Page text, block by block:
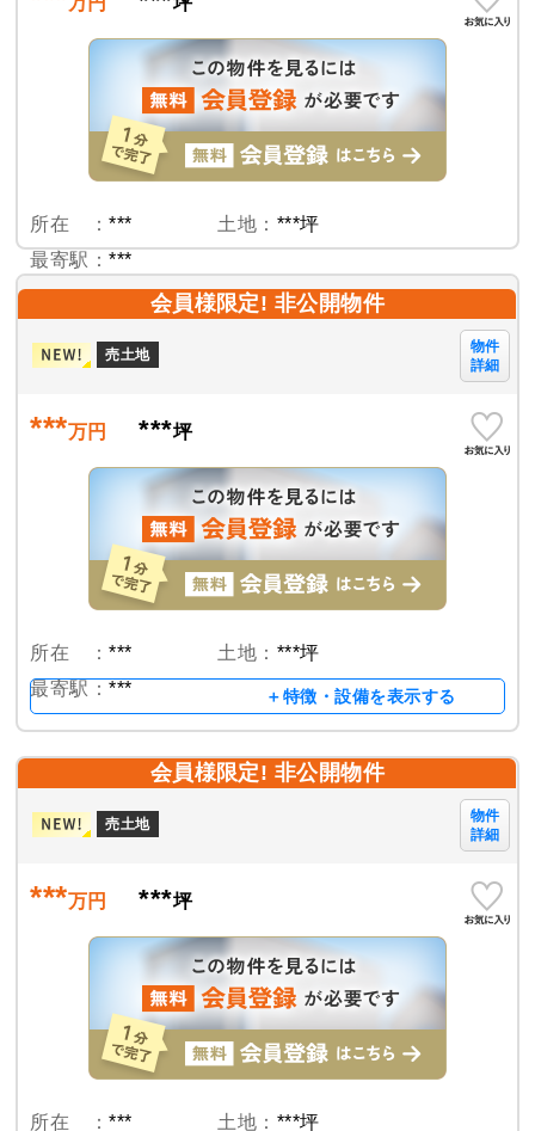
所在 ：***
最寄駅：***
土地： ***坪
会員様限定! 非公開物件
売土地
物件
詳細
***万円 ***坪
所在 ：***
最寄駅：***
土地： ***坪
＋特徴・設備を表示する
会員様限定! 非公開物件
売土地
物件
詳細
***万円 ***坪
所在 ：*** 土地： ***坪